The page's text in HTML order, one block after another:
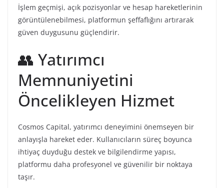
İşlem geçmişi, açık pozisyonlar ve hesap hareketlerinin
görüntülenebilmesi, platformun şeffaflığını artırarak
güven duygusunu güçlendirir.
👥 Yatırımcı
Memnuniyetini
Öncelikleyen Hizmet
Cosmos Capital, yatırımcı deneyimini önemseyen bir
anlayışla hareket eder. Kullanıcıların süreç boyunca
ihtiyaç duyduğu destek ve bilgilendirme yapısı,
platformu daha profesyonel ve güvenilir bir noktaya
taşır.